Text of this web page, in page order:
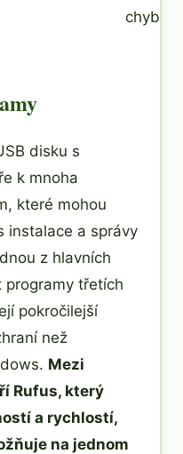
chyb
disku s
k mnoha
které mohou
instalace a správy
z hlavních
programy třetích
pokročilejší
než
Mezi
Rufus, který
a rychlostí,
na jednom